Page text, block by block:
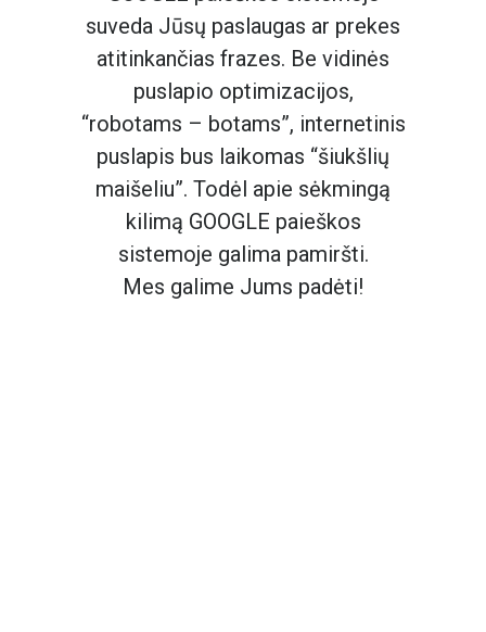
suveda Jūsų paslaugas ar prekes
atitinkančias frazes. Be vidinės
puslapio optimizacijos,
“robotams – botams”, internetinis
puslapis bus laikomas “šiukšlių
maišeliu”. Todėl apie sėkmingą
kilimą GOOGLE paieškos
sistemoje galima pamiršti.
Mes galime Jums padėti!